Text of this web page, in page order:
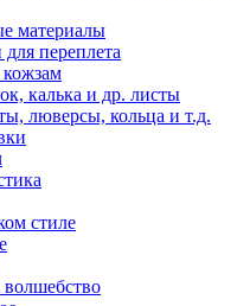
материалы
переплета
калька и др. листы
люверсы, кольца и т.д.
стиле